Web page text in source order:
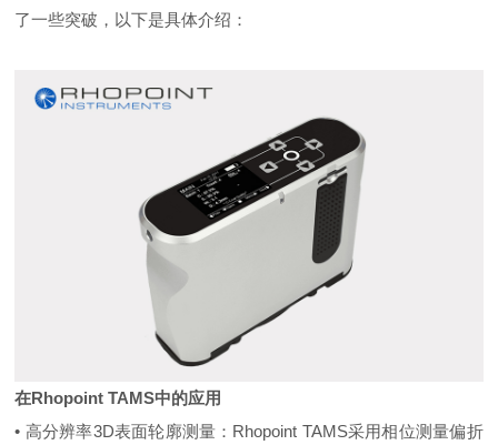
了一些突破，以下是具体介绍：
在Rhopoint TAMS中的应用
• 高分辨率3D表面轮廓测量：Rhopoint TAMS采用相位测量偏折